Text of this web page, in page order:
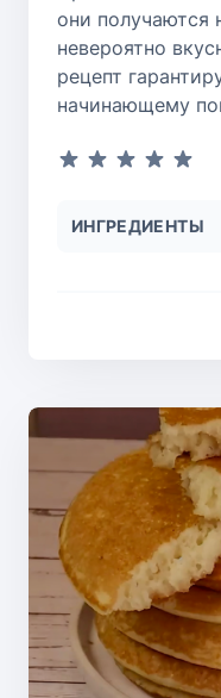
они
невероятно
рецепт
начинающему
ИНГРЕДИЕНТЫ